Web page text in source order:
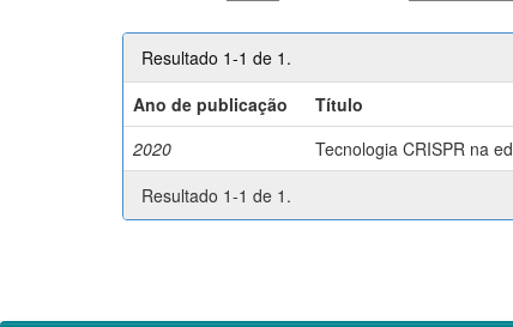
Resultado 1-1 de 1.
Ano de publicação
Título
2020
Tecnologia CRISPR na
Resultado 1-1 de 1.